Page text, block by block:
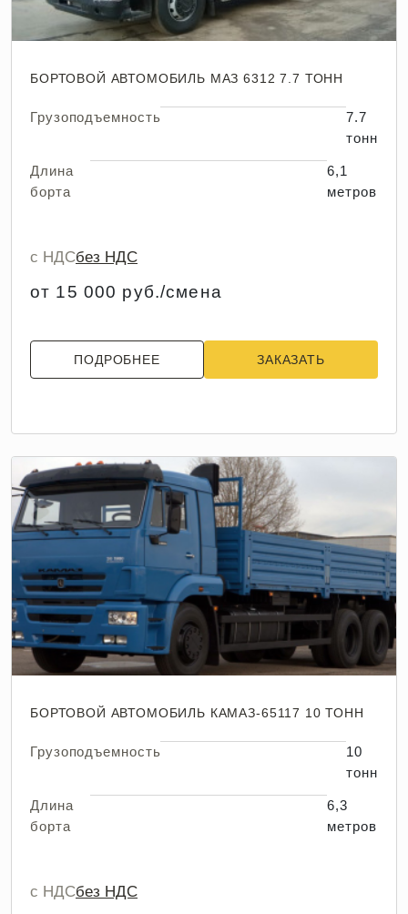
БОРТОВОЙ АВТОМОБИЛЬ МАЗ 6312 7.7 ТОНН
Грузоподъемность
7.7
тонн
Длина
борта
6,1
метров
с НДСбез НДС
от 15 000 руб./смена
ПОДРОБНЕЕ ЗАКАЗАТЬ
БОРТОВОЙ АВТОМОБИЛЬ КАМАЗ-65117 10 ТОНН
Грузоподъемность
10
тонн
Длина
борта
6,3
метров
с НДСбез НДС